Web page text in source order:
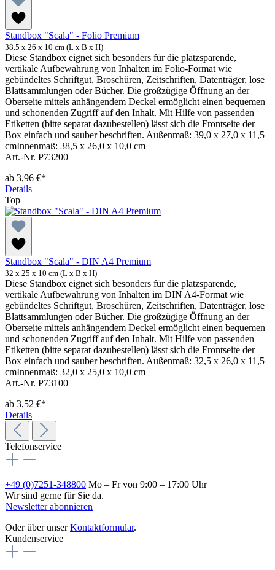
Standbox "Scala" - Folio Premium
38.5 x 26 x 10 cm (L x B x H)
Diese Standbox eignet sich besonders für die platzsparende,
vertikale Aufbewahrung von Inhalten im Folio-Format wie
gebündeltes Schriftgut, Broschüren, Zeitschriften, Datenträger, lose
Blattsammlungen oder Bücher. Die großzügige Öffnung an der
Oberseite mittels anhängendem Deckel ermöglicht einen bequemen
und schonenden Zugriff auf den Inhalt. Mit Hilfe von passenden
Etiketten (bitte separat dazubestellen) lässt sich die Frontseite der
Box einfach und sauber beschriften. Außenmaß: 39,0 x 27,0 x 11,5
cmInnenmaß: 38,5 x 26,0 x 10,0 cm
Art.-Nr. P73200
ab 3,96 €*
Details
Top
Standbox "Scala" - DIN A4 Premium
32 x 25 x 10 cm (L x B x H)
Diese Standbox eignet sich besonders für die platzsparende,
vertikale Aufbewahrung von Inhalten im DIN A4-Format wie
gebündeltes Schriftgut, Broschüren, Zeitschriften, Datenträger, lose
Blattsammlungen oder Bücher. Die großzügige Öffnung an der
Oberseite mittels anhängendem Deckel ermöglicht einen bequemen
und schonenden Zugriff auf den Inhalt. Mit Hilfe von passenden
Etiketten (bitte separat dazubestellen) lässt sich die Frontseite der
Box einfach und sauber beschriften. Außenmaß: 32,5 x 26,0 x 11,5
cmInnenmaß: 32,0 x 25,0 x 10,0 cm
Art.-Nr. P73100
ab 3,52 €*
Details
Telefonservice
+49 (0)7251-348800 Mo – Fr von 9:00 – 17:00 Uhr
Wir sind gerne für Sie da.
Newsletter abonnieren
Oder über unserKontaktformular.
Kundenservice